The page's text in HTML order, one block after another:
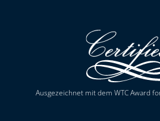
Ausgezeichnet mit dem WTC Award